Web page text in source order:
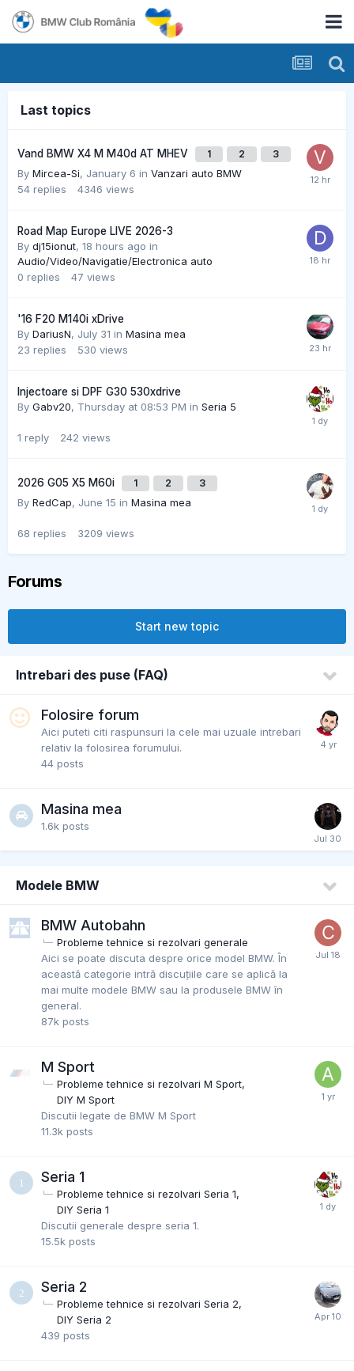
Last topics
Vand BMW X4 M M40d AT MHEV 1 2 3
By Mircea-Si, January 6 in Vanzari auto BMW
54 replies 4346 views
Road Map Europe LIVE 2026-3
By dj15ionut, 18 hours ago in
Audio/Video/Navigatie/Electronica auto
0 replies 47 views
'16 F20 M140i xDrive
By DariusN, July 31 in Masina mea
23 replies 530 views
Injectoare si DPF G30 530xdrive
By Gabv20, Thursday at 08:53 PM in Seria 5
1 reply 242 views
2026 G05 X5 M60i 1 2 3
By RedCap, June 15 in Masina mea
68 replies 3209 views
Forums
Start new topic
Intrebari des puse (FAQ)
Folosire forum
Aici puteti citi raspunsuri la cele mai uzuale intrebari
relativ la folosirea forumului.
44 posts
Masina mea
1.6k posts
Modele BMW
BMW Autobahn
Probleme tehnice si rezolvari generale
Aici se poate discuta despre orice model BMW. În
această categorie intră discuțiile care se aplică la
mai multe modele BMW sau la produsele BMW în
general.
87k posts
M Sport
Probleme tehnice si rezolvari M Sport
DIY M Sport
Discutii legate de BMW M Sport
11.3k posts
Seria 1
Probleme tehnice si rezolvari Seria 1
DIY Seria 1
Discutii generale despre seria 1.
15.5k posts
Seria 2
Probleme tehnice si rezolvari Seria 2
DIY Seria 2
439 posts